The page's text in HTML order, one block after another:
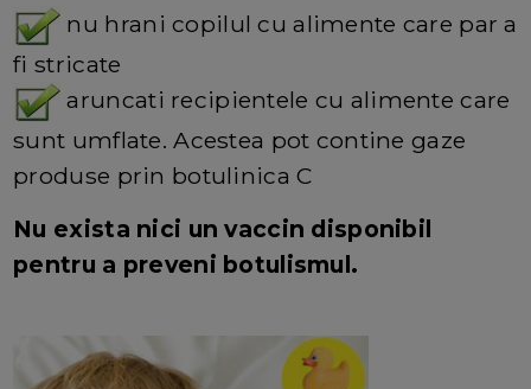
nu hrani copilul cu alimente care par a
fi stricate
aruncati recipientele cu alimente care
sunt umflate. Acestea pot contine gaze
produse prin botulinica C
Nu exista nici un vaccin disponibil
pentru a preveni botulismul.